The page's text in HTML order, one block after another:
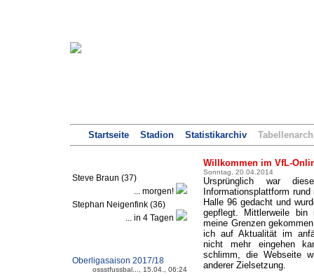
Startseite Stadion Statistikarchiv
Steve Braun (37)
... morgen!
Stephan Neigenfink (36)
... in 4 Tagen
Oberligasaison 2017/18
ossstfussbal..., 15.04., 06:24
Willkommen im VfL-
Sonntag, 20.04.2014
Ursprünglich war
Informationsplattform
Halle 96 gedacht und
gepflegt. Mittlerweile
meine Grenzen
ich auf Aktualität im
nicht mehr eingehen
schlimm, die Webseite
anderer Zielsetzung.